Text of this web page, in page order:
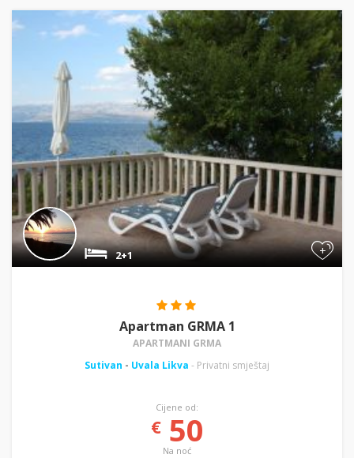
+
2+1
Apartman GRMA 1
APARTMANI GRMA
Sutivan - Uvala Likva - Privatni smještaj
Cijene od:
€50
Na noć